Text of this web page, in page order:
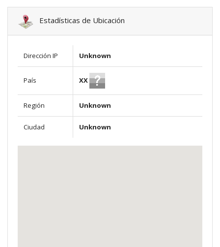
Estadísticas de Ubicación
Dirección IP Unknown
País XX
Región Unknown
Ciudad Unknown